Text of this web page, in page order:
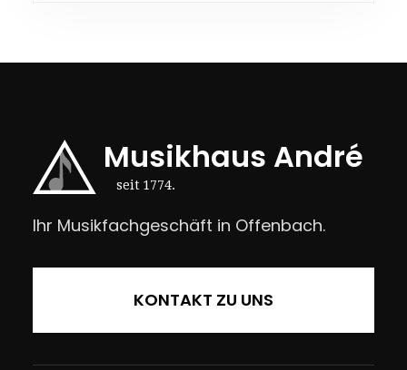
Musikhaus André
seit 1774.
Ihr Musikfachgeschäft in Offenbach.
KONTAKT ZU UNS